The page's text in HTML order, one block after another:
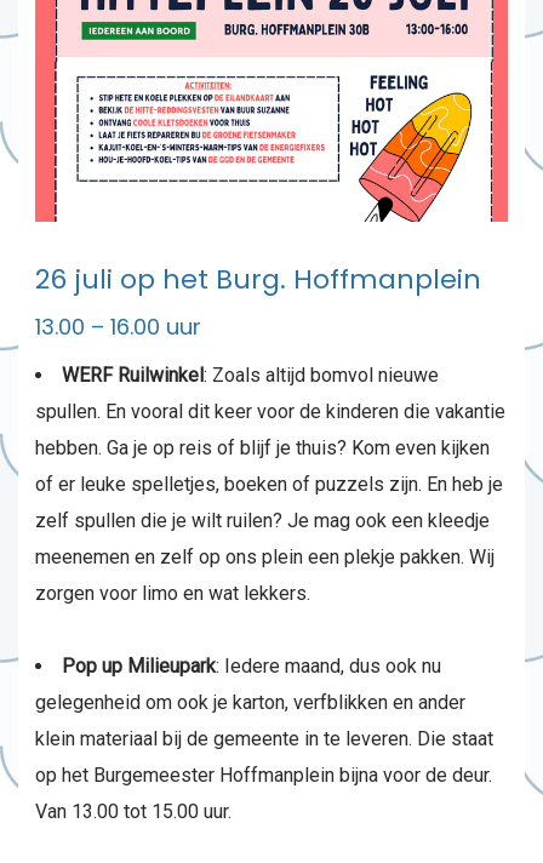
26 juli op het Burg. Hoffmanplein
13.00 – 16.00 uur
WERF Ruilwinkel: Zoals altijd bomvol nieuwe
spullen. En vooral dit keer voor de kinderen die vakantie
hebben. Ga je op reis of blijf je thuis? Kom even kijken
of er leuke spelletjes, boeken of puzzels zijn. En heb je
zelf spullen die je wilt ruilen? Je mag ook een kleedje
meenemen en zelf op ons plein een plekje pakken. Wij
zorgen voor limo en wat lekkers.
Pop up Milieupark: Iedere maand, dus ook nu
gelegenheid om ook je karton, verfblikken en ander
klein materiaal bij de gemeente in te leveren. Die staat
op het Burgemeester Hoffmanplein bijna voor de deur.
Van 13.00 tot 15.00 uur.